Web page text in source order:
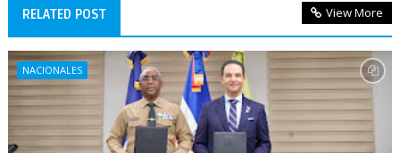
RELATED POST View More
NACIONALES